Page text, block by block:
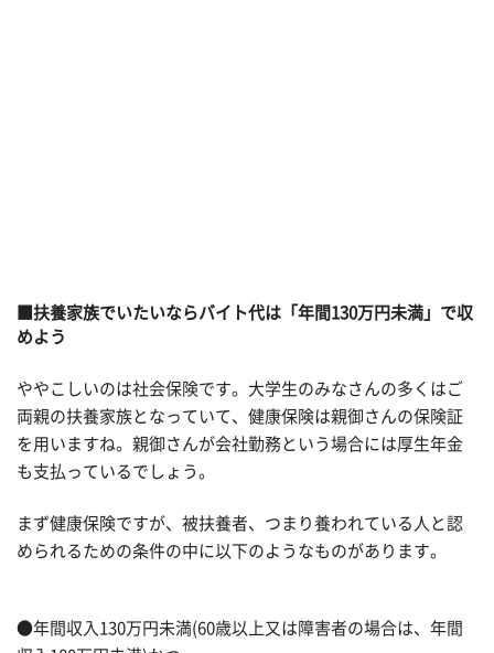
■扶養家族でいたいならバイト代は「年間130万円未満」で収
めよう
ややこしいのは社会保険です。大学生のみなさんの多くはご
両親の扶養家族となっていて、健康保険は親御さんの保険証
を用いますね。親御さんが会社勤務という場合には厚生年金
も支払っているでしょう。
まず健康保険ですが、被扶養者、つまり養われている人と認
められるための条件の中に以下のようなものがあります。
●年間収入130万円未満(60歳以上又は障害者の場合は、年間